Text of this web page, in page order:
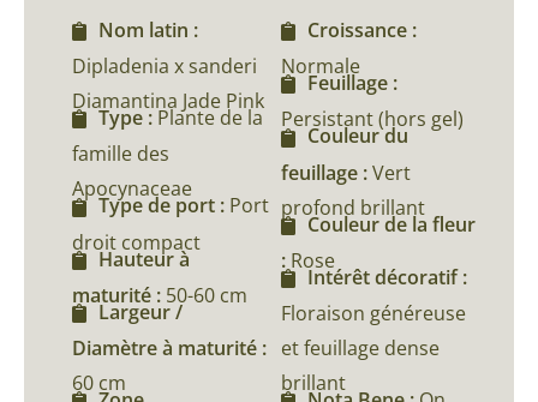
Nom latin :
Dipladenia x sanderi
Diamantina Jade Pink
Type : Plante de la
famille des
Apocynaceae
Type de port : Port
droit compact
Hauteur à
maturité : 50-60 cm
Largeur /
Diamètre à maturité :
60 cm
Croissance :
Normale
Feuillage :
Persistant (hors gel)
Couleur du
feuillage :Vert
profond brillant
Couleur de la fleur
: Rose
Intérêt décoratif :
Floraison généreuse
et feuillage dense
brillant